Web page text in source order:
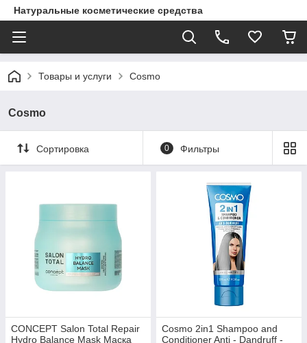
Натуральные косметические средства
Товары и услуги Cosmo
Cosmo
Сортировка 0 Фильтры
CONCEPT Salon Total Repair
Hydro Balance Mask Маска
Cosmo 2in1 Shampoo and
Conditioner Anti - Dandruff -